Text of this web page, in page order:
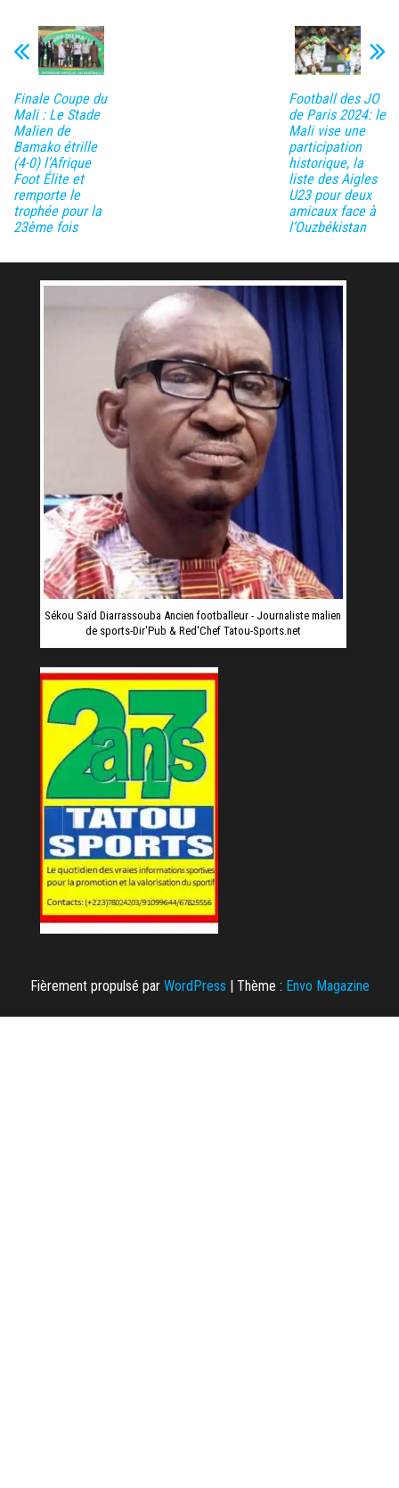
Finale Coupe du
Mali : Le Stade
Malien de
Bamako étrille
(4-0) l’Afrique
Foot Élite et
remporte le
trophée pour la
23ème fois
Football des JO
de Paris 2024: le
Mali vise une
participation
historique, la
liste des Aigles
U23 pour deux
amicaux face à
l’Ouzbékistan
Sékou Saïd Diarrassouba Ancien footballeur - Journaliste malien
de sports-Dir'Pub & Red'Chef Tatou-Sports.net
Fièrement propulsé par WordPress Thème : Envo Magazine